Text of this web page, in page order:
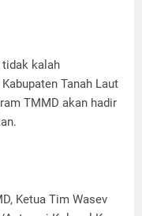
tidak kalah
Tanah Laut
TMMD akan hadir
Ketua Tim Wasev